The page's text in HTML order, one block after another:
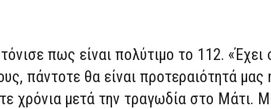
πως είναι πολύτιμο το 112.
πάντοτε θα είναι προτεραιότητά
χρόνια μετά την τραγωδία στο Μάτι.